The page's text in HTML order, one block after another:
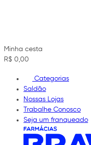
Minha cesta
R$ 0,00
Categorias
Saldão
Nossas Lojas
Trabalhe Conosco
Seja um franqueado